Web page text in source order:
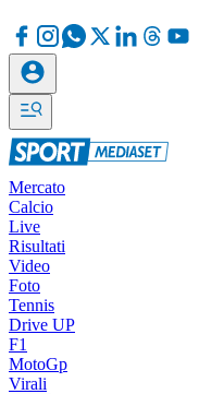
Mercato
Calcio
Live
Risultati
Video
Foto
Tennis
Drive UP
F1
MotoGp
Virali